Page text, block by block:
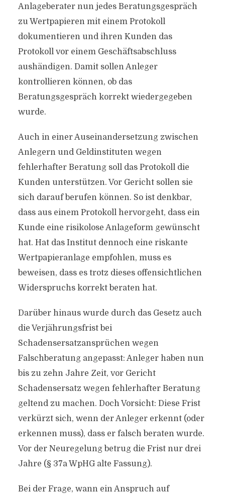
Anlageberater nun jedes Beratungsgespräch
zu Wertpapieren mit einem Protokoll
dokumentieren und ihren Kunden das
Protokoll vor einem Geschäftsabschluss
aushändigen. Damit sollen Anleger
kontrollieren können, ob das
Beratungsgespräch korrekt wiedergegeben
wurde.
Auch in einer Auseinandersetzung zwischen
Anlegern und Geldinstituten wegen
fehlerhafter Beratung soll das Protokoll die
Kunden unterstützen. Vor Gericht sollen sie
sich darauf berufen können. So ist denkbar,
dass aus einem Protokoll hervorgeht, dass ein
Kunde eine risikolose Anlageform gewünscht
hat. Hat das Institut dennoch eine riskante
Wertpapieranlage empfohlen, muss es
beweisen, dass es trotz dieses offensichtlichen
Widerspruchs korrekt beraten hat.
Darüber hinaus wurde durch das Gesetz auch
die Verjährungsfrist bei
Schadensersatzansprüchen wegen
Falschberatung angepasst: Anleger haben nun
bis zu zehn Jahre Zeit, vor Gericht
Schadensersatz wegen fehlerhafter Beratung
geltend zu machen. Doch Vorsicht: Diese Frist
verkürzt sich, wenn der Anleger erkennt (oder
erkennen muss), dass er falsch beraten wurde.
Vor der Neuregelung betrug die Frist nur drei
Jahre (§ 37a WpHG alte Fassung).
Bei der Frage, wann ein Anspruch auf